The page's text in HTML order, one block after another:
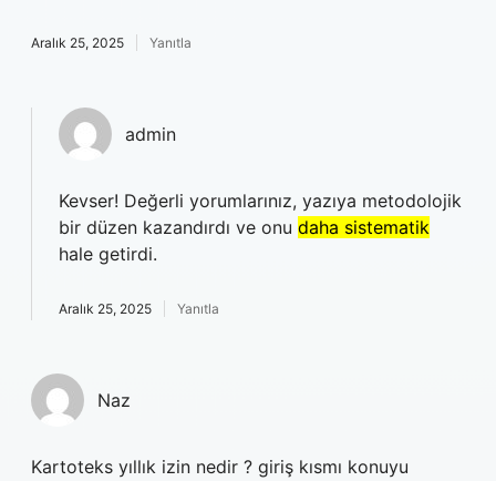
Aralık 25, 2025 Yanıtla
admin
Kevser! Değerli yorumlarınız, yazıya metodolojik
bir düzen kazandırdı ve onu daha sistematik
hale getirdi.
Aralık 25, 2025 Yanıtla
Naz
Kartoteks yıllık izin nedir ? giriş kısmı konuyu